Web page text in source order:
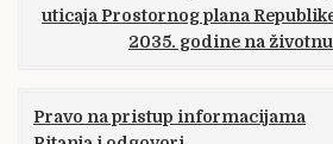
uticaja Prostornog plana
2035. godine na
Pravo na pristup informacijama